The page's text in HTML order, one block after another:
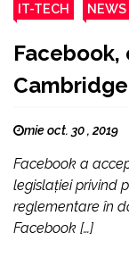
IT-TECH NEWS
mie oct. 30 , 2019
Facebook a
legislației privind
reglementare în
Facebook […]